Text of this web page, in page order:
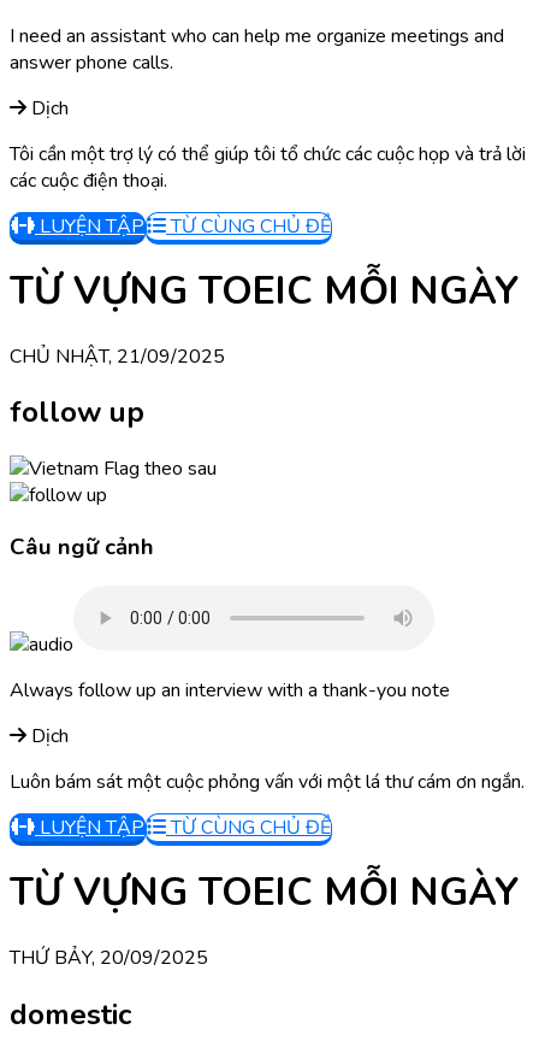
I need an assistant who can help me organize meetings and
answer phone calls.
Dịch
Tôi cần một trợ lý có thể giúp tôi tổ chức các cuộc họp và trả lời
các cuộc điện thoại.
LUYỆN TẬP
TỪ CÙNG CHỦ ĐỀ
TỪ VỰNG TOEIC MỖI NGÀY
CHỦ NHẬT, 21/09/2025
follow up
theo sau
Câu ngữ cảnh
Always follow up an interview with a thank-you note
Dịch
Luôn bám sát một cuộc phỏng vấn với một lá thư cám ơn ngắn.
LUYỆN TẬP
TỪ CÙNG CHỦ ĐỀ
TỪ VỰNG TOEIC MỖI NGÀY
THỨ BẢY, 20/09/2025
domestic